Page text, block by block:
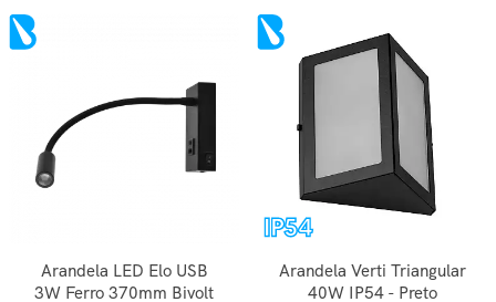
Arandela LED Elo USB
3W Ferro 370mm Bivolt
Arandela Verti Triangular
40W IP54 - Preto